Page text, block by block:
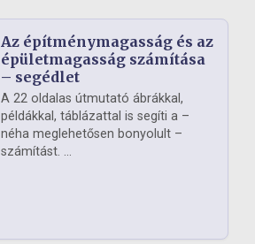
Az építménymagasság és az
épületmagasság számítása
– segédlet
A 22 oldalas útmutató ábrákkal,
példákkal, táblázattal is segíti a –
néha meglehetősen bonyolult –
számítást. ...